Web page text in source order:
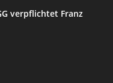
verpflichtet Franz